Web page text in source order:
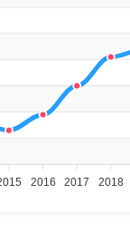
2016 2017 2018